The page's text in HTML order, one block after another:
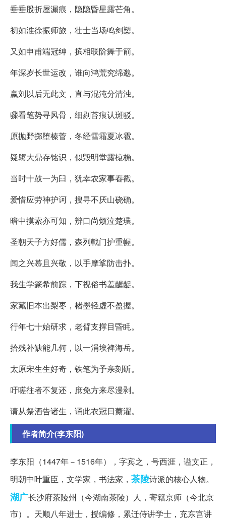
垂垂股折屋漏痕，隐隐昏星露芒角。
初如淮徐振师旅，壮士当场鸣剑槊。
又如申甫端冠绅，摈相联阶舞于箾。
年深岁长世运改，谁向鸿荒究绵邈。
嬴刘以后无此文，直与混沌分清浊。
骤看笔势寻风骨，细剔苔痕认斑驳。
原抛野掷堕榛菅，冬经雪霜夏冰雹。
疑隳大鼎存铭识，似毁明堂露榱桷。
当时十鼓一为臼，犹幸农家事舂戳。
爱惜应劳神护诃，搜寻不厌山硗确。
暗中摸索亦可知，辨口尚烦泣楚璞。
圣朝天子方好儒，森列戟门护重幄。
闻之兴慕且兴敬，以手摩挲防击扑。
我生学篆希前踪，下视俗书羞龌龊。
家藏旧本出梨枣，楮墨轻虚不盈握。
行年七十始研求，老臂支撑目昏眊。
拾残补缺能几何，以一涓埃裨海岳。
太原宋生生好奇，铁笔为予亲刻斫。
吁嗟往者不复还，庶免方来尽漫剥。
请从祭酒告诸生，诵此衣冠日薰濯。
作者简介(李东阳)
李东阳（1447年－1516年），字宾之，号西涯，谥文正，
明朝中叶重臣，文学家，书法家， 茶陵诗派的核心人物。
湖广长沙府茶陵州（今湖南茶陵）人，寄籍京师（今北京
市）。天顺八年进士，授编修，累迁侍讲学士，充东宫讲